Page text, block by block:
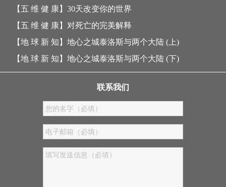
【五 维 健 康】 30天改变你的世界
【五 维 健 康】 对死亡的完美解释
【地 球 新 知】 地心之城泰洛斯与两个大陆 (上)
【地 球 新 知】 地心之城泰洛斯与两个大陆 (下)
联系我们